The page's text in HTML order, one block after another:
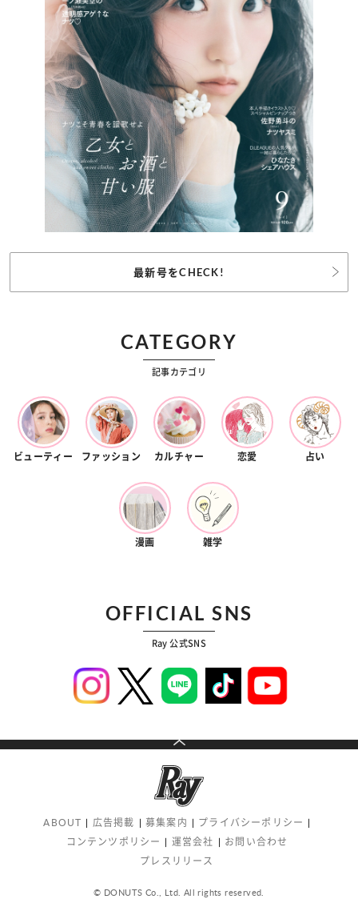
最新号をCHECK!
CATEGORY
記事カテゴリ
ビューティー ファッション カルチャー 恋愛 占い
漫画 雑学
OFFICIAL SNS
Ray 公式SNS
ABOUT 広告掲載 募集案内
プライバシーポリシー
コンテンツポリシー
運営会社
お問い合わせ
プレスリリース
© DONUTS Co., Ltd. All rights reserved.